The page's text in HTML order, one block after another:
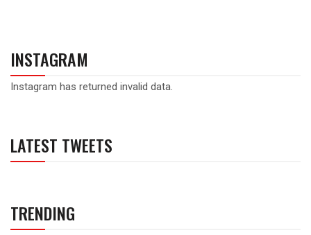
INSTAGRAM
Instagram has returned invalid data.
LATEST TWEETS
TRENDING